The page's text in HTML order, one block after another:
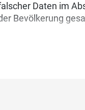
Daten im
Bevölkerung